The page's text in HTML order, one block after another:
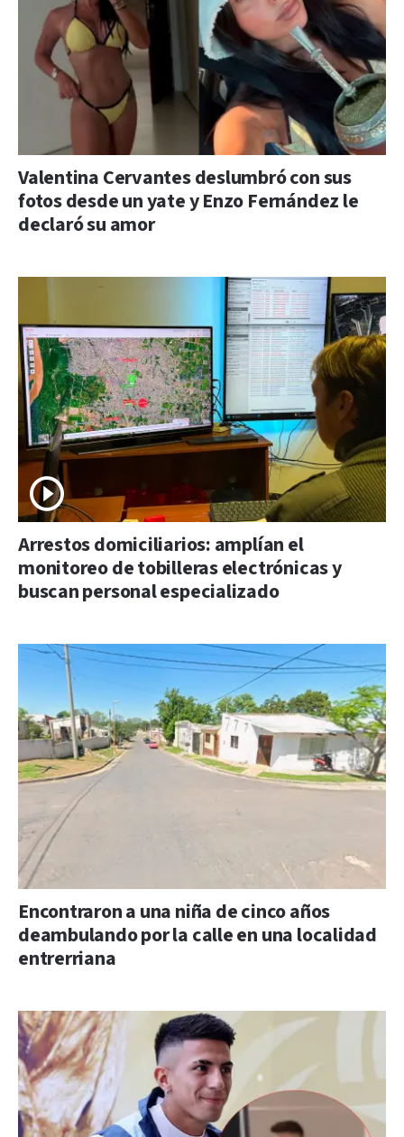
Valentina Cervantes deslumbró con sus
fotos desde un yate y Enzo Fernández le
declaró su amor
Arrestos domiciliarios: amplían el
monitoreo de tobilleras electrónicas y
buscan personal especializado
Encontraron a una niña de cinco años
deambulando por la calle en una localidad
entrerriana